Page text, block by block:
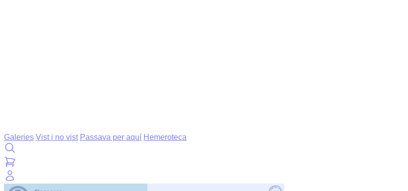
Galeries Vist i no vist Passava per aquí Hemeroteca